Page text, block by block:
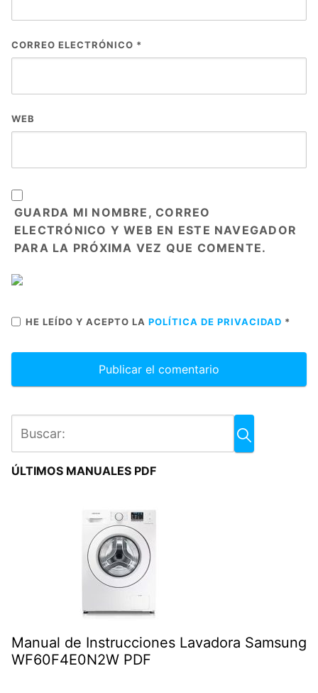
CORREO ELECTRÓNICO *
WEB
GUARDA MI NOMBRE, CORREO
ELECTRÓNICO Y WEB EN ESTE NAVEGADOR
PARA LA PRÓXIMA VEZ QUE COMENTE.
HE LEÍDO Y ACEPTO LA POLÍTICA DE PRIVACIDAD *
ÚLTIMOS MANUALES PDF
Manual de Instrucciones Lavadora Samsung
WF60F4E0N2W PDF